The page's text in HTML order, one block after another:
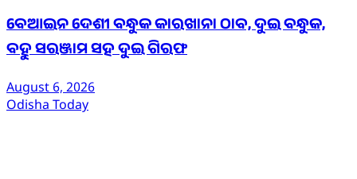
ବେଆଇନ ଦେଶୀ ବନ୍ଧୁକ କାରଖାନା ଠାବ, ଦୁଇ ବନ୍ଧୁକ,
ବହୁ ସରଞ୍ଜାମ ସହ ଦୁଇ ଗିରଫ
August 6, 2026
Odisha Today